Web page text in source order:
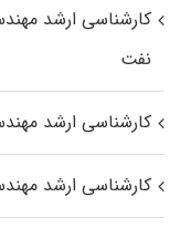
کارشناسی ارشد
نفت
کارشناسی ارشد
کارشناسی ارشد